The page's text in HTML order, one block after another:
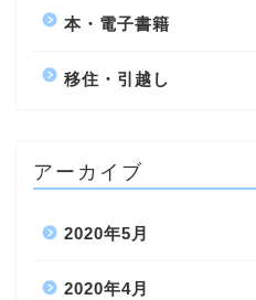
本・電子書籍
移住・引越し
アーカイブ
2020年5月
2020年4月